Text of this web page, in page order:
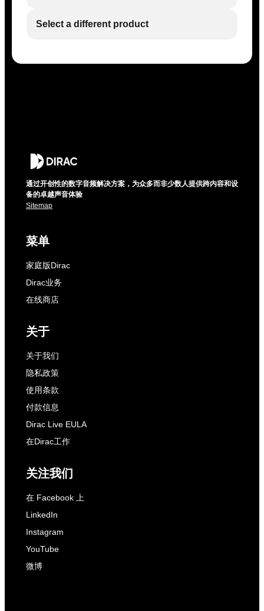
Select a different product
通过开创性的数字音频解决方案，为众多而非少数人提供跨内容和设
备的卓越声音体验
Sitemap
菜单
家庭版Dirac
Dirac业务
在线商店
关于
关于我们
隐私政策
使用条款
付款信息
Dirac Live EULA
在Dirac工作
关注我们
在 Facebook 上
LinkedIn
Instagram
YouTube
微博